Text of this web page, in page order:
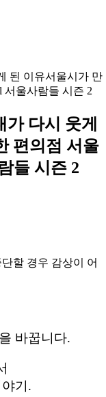
다시 웃게
편의점 서울
들 시즌 2
할 경우 감상이 어
바꿉니다.
기.